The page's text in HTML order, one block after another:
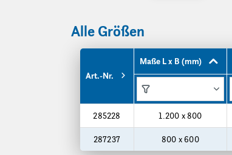
Alle Größen
Funktionen
Art.-Nr.
Maße L x B (mm)
285228 1.200 x 800
287237
800 x 600